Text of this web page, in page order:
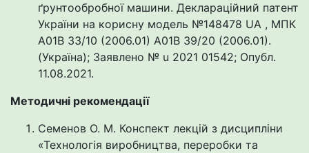
ґрунтообробної машини. Деклараційний патент
України на корисну модель №148478 UA , МПК
A01B 33/10 (2006.01) A01B 39/20 (2006.01).
(Україна); Заявлено № u 2021 01542; Опубл.
11.08.2021.
Методичні рекомендації
Семенов О. М. Конспект лекцій з дисципліни
«Технологія виробництва, переробки та